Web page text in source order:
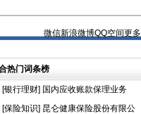
更多
QQ空间
新浪微博
微信
热门词条榜
[银行理财] 国内应收账款保理业务
[保险知识] 昆仑健康保险股份有限公